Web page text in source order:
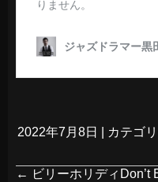
2022年7月8日 カテゴ
← ビリーホリディ